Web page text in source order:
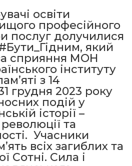
освіти
професійного
послуг долучилися
який
сприяння МОН
інституту
з 14
грудня 2023 року
подій у
історії –
та
Учасники
всіх загиблих та
Сотні. Сила і